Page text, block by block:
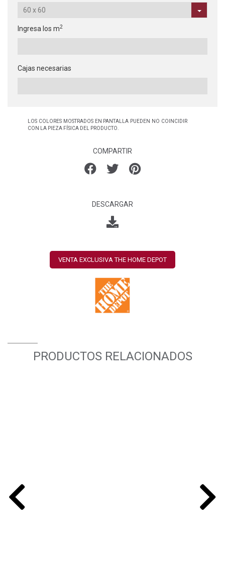
Ingresa los m2
Cajas necesarias
LOS COLORES MOSTRADOS EN PANTALLA PUEDEN NO COINCIDIR
CON LA PIEZA FÍSICA DEL PRODUCTO.
COMPARTIR
DESCARGAR
VENTA EXCLUSIVA THE HOME DEPOT
PRODUCTOS RELACIONADOS